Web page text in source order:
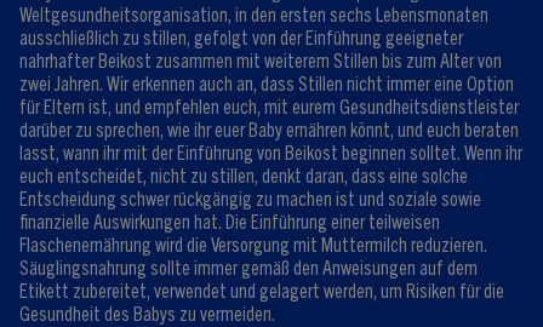
Weltgesundheitsorganisation, in den ersten sechs Lebensmonaten
ausschließlich zu stillen, gefolgt von der Einführung geeigneter
nahrhafter Beikost zusammen mit weiterem Stillen bis zum Alter von
zwei Jahren. Wir erkennen auch an, dass Stillen nicht immer eine Option
für Eltern ist, und empfehlen euch, mit eurem Gesundheitsdienstleister
darüber zu sprechen, wie ihr euer Baby ernähren könnt, und euch beraten
lasst, wann ihr mit der Einführung von Beikost beginnen solltet. Wenn ihr
euch entscheidet, nicht zu stillen, denkt daran, dass eine solche
Entscheidung schwer rückgängig zu machen ist und soziale sowie
finanzielle Auswirkungen hat. Die Einführung einer teilweisen
Flaschenernährung wird die Versorgung mit Muttermilch reduzieren.
Säuglingsnahrung sollte immer gemäß den Anweisungen auf dem
Etikett zubereitet, verwendet und gelagert werden, um Risiken für die
Gesundheit des Babys zu vermeiden.